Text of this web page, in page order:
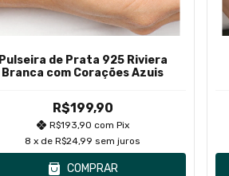
Pulseira de Prata 925 Riviera
Branca com Corações Azuis
R$199,90
R$193,90 com Pix
8 x deR$24,99 sem juros
COMPRAR